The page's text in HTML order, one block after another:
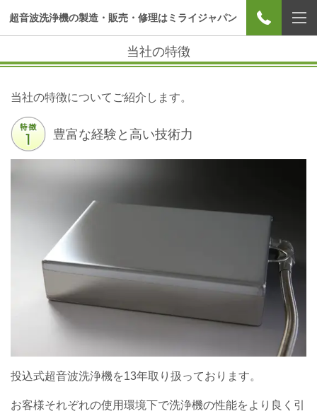
超音波洗浄機の製造・販売・修理はミライジャパン
当社の特徴
当社の特徴についてご紹介します。
豊富な経験と高い技術力
投込式超音波洗浄機を13年取り扱っております。
お客様それぞれの使用環境下で洗浄機の性能をより良く引